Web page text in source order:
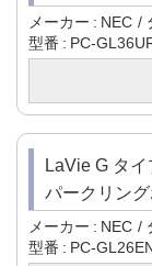
メーカー NEC
型番
PC-
LaVie G タ
パークリング
メーカー NEC
型番
PC-